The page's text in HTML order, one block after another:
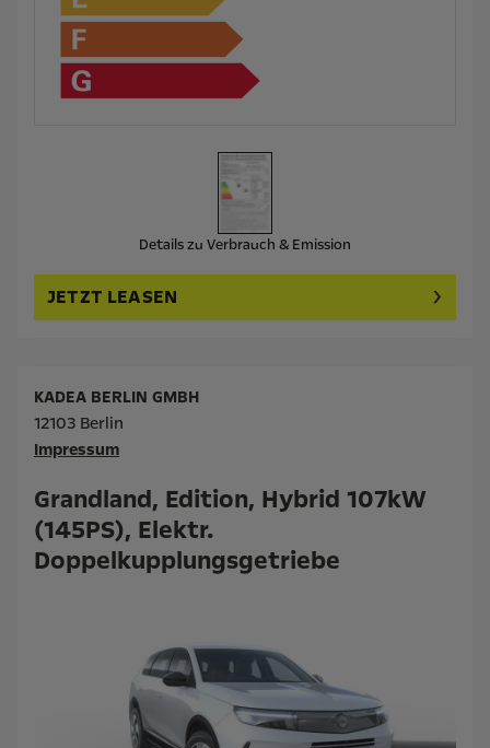
Details zu Verbrauch & Emission
JETZT LEASEN
Grandland, Edition, Hybrid 107kW
(145PS), Elektr.
Doppelkupplungsgetriebe
KADEA BERLIN GMBH
12103 Berlin
Impressum